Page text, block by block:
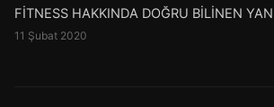
FİTNESS HAKKINDA DOĞRU BİLİNEN
11 Şubat 2020